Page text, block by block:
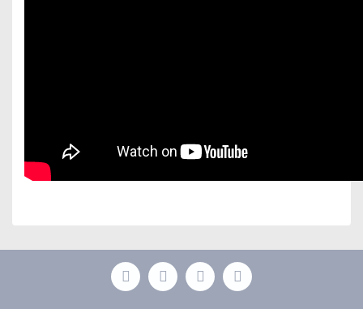
Yorum Yaz
formunu kullanarak tarafımıza iletebilirsiniz.
Görüş ve önerileriniz için teşekkür ederiz.